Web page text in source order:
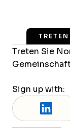
Treten Sie
Sign up with: